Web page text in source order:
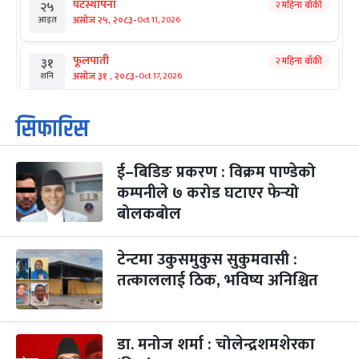
२५
आइत
घटस्थापना
असोज २५, २०८३-Oct 11, 2026
२ महिना बाँकी
३१
शनि
फूलपाती
असोज ३१ , २०८३-Oct 17, 2026
२ महिना बाँकी
१
आइत
कार्तिक सङ्क्रान्ति
कार्तिक १, २०८३
३
मंगल
महानवमी
कार्तिक ३, २०८३-Oct 20, 2026
२ महिना बाँकी
४
५
बिहि
पापा‌ङ्कुशा एकादशी व्रत
कार्तिक ५, २०८३
२ महिना बाँकी
कुकुर तिहार ३ महिना बाँकी
सिफारिस
ई–बिडिङ प्रकरण : विक्रम पाण्डेको
कम्पनीले ७ करोड घटाएर फेर्‍यो
बोलकबोल
टेन्टमा उकुसमुकुस सुकुमवासी :
तत्काललाई ठिक, भविष्य अनिश्चित
डा. मनोज शर्मा : चोलेन्द्रशमशेरका